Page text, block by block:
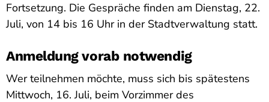
Fortsetzung. Die Gespräche finden am Dienstag, 22.
Juli, von 14 bis 16 Uhr in der Stadtverwaltung statt.
Anmeldung vorab notwendig
Wer teilnehmen möchte, muss sich bis spätestens
Mittwoch, 16. Juli, beim Vorzimmer des